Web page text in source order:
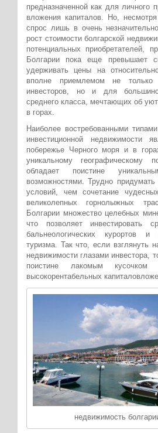
предназначенной как для личного
вложения капиталов. Но,
спрос лишь в очень
рост стоимости болгарской
потенциальных приобретателей,
Болгарии пока еще превышает
удерживать цены на
вполне приемлемом не только
инвесторов, но и для
среднего класса, мечтающих об
в горах.
Наиболее востребованными
инвестиционной недвижимости
побережье Черного моря и в
уникальному географическому
обладает поистине
возможностями. Трудно придумать
условий, чем сочетание
великолепных горнолыжных
Болгарии множество целебных
что позволяет инвестировать
бальнеологических курортов и
туризма. Так что, если взглянуть
недвижимости глазами инвестора,
поистине лакомым
высокорентабельных
недвижимость